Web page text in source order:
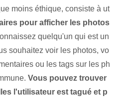
moins éthique, consiste à ut
pour afficher les photos
quelqu'un qui est un
souhaitez voir les photos, vo
ou les tags sur les ph
Vous pouvez trouver
l'utilisateur est tagué et p